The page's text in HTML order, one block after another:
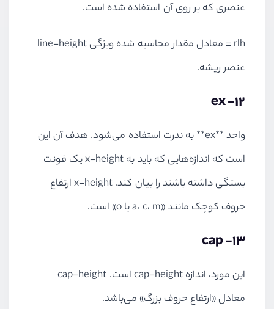
عنصری که بر روی آن استفاده شده است.
rlh = معادل مقدار محاسبه شده ویژگی line-height
عنصر ریشه.
12- ex
واحد **ex** به ندرت استفاده می‌شود. هدف آن این
است که اندازه‌هایی که باید به x-height یک فونت
بستگی داشته باشند را بیان کند. x-height ارتفاع
حروف کوچک مانند «a، c، m یا o» است.
13- cap
این مورد، اندازه cap-height است. cap-height
معادل «ارتفاع حروف بزرگ» می‌باشد.